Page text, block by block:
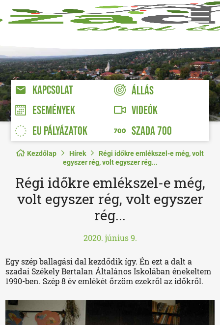
KAPCSOLAT
ÁLLÁS
ESEMÉNYEK
VIDEÓK
EU PÁLYÁZATOK
SZADA 700
Kezdőlap Hírek
Régi időkre emlékszel-e még, volt
egyszer rég, volt egyszer rég...
Régi időkre emlékszel-e még,
volt egyszer rég, volt egyszer
rég...
2020. június 9.
Egy szép ballagási dal kezdődik így. Én ezt a dalt a
szadai Székely Bertalan Általános Iskolában énekeltem
1990-ben. Szép 8 év emlékét őrzöm ezekről az időkről.